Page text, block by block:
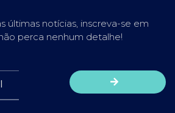
últimas notícias, inscreva-se em
perca nenhum detalhe!